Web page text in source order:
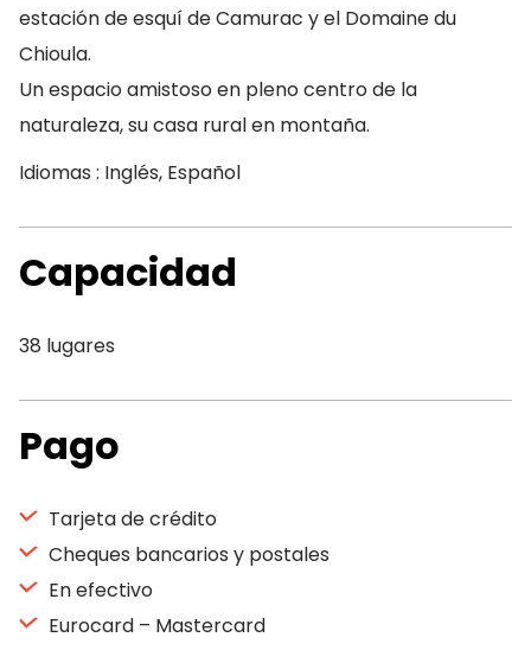
estación de esquí de Camurac y el Domaine du
Chioula.
Un espacio amistoso en pleno centro de la
naturaleza, su casa rural en montaña.
Idiomas : Inglés, Español
Capacidad
38 lugares
Pago
Tarjeta de crédito
Cheques bancarios y postales
En efectivo
Eurocard – Mastercard